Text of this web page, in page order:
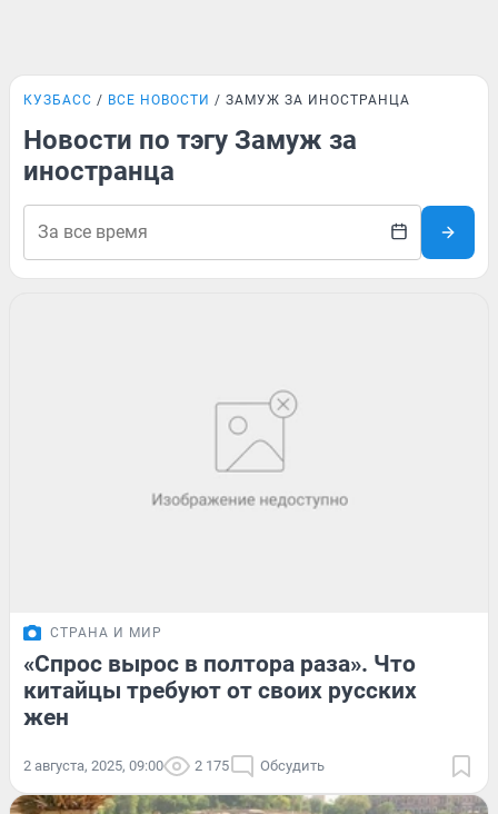
КУЗБАСС ВСЕ НОВОСТИ ЗАМУЖ ЗА ИНОСТРАНЦА
Новости по тэгу Замуж за
иностранца
СТРАНА И МИР
«Спрос вырос в полтора раза». Что
китайцы требуют от своих русских
жен
2 августа, 2025, 09:00 2 175 Обсудить